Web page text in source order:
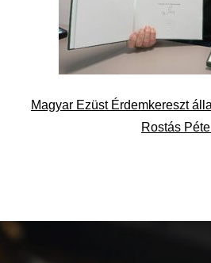
Magyar Ezüst Érdemkereszt
Rostás